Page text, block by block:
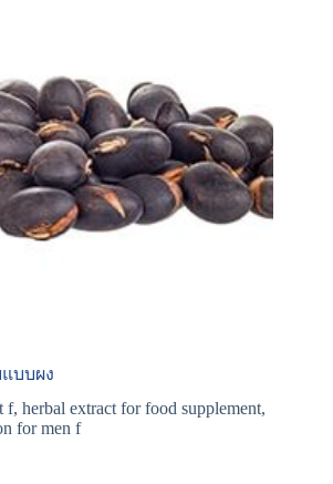
บบผง
f, herbal extract for food supplement,
for men f